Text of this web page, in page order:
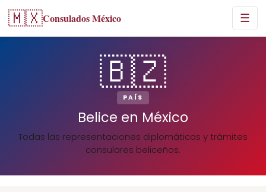
🇲🇽Consulados México ☰
🇧🇿
PAÍS
Belice en México
Todas las representaciones diplomáticas y trámites
consulares beliceños.